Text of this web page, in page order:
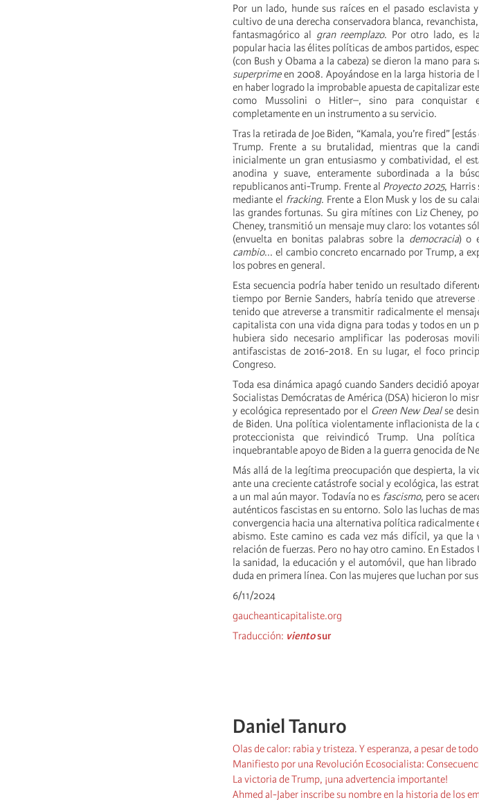
Por un lado, hunde sus raíces en el pasado esclavista
cultivo de una derecha conservadora blanca,
fantasmagórico al gran reemplazo. Por otro lado, es
popular hacia las élites políticas de ambos partidos,
(con Bush y Obama a la cabeza) se dieron la mano
superprimeen 2008. Apoyándose en la larga historia
en haber logrado la improbable apuesta de capitalizar
como Mussolini o Hitler–, sino para conquistar
completamente en un instrumento a su servicio.
Tras la retirada de Joe Biden, “Kamala, you’re fired”
Trump. Frente a su brutalidad, mientras que la
inicialmente un gran entusiasmo y combatividad, el
anodina y suave, enteramente subordinada a la
republicanos anti-Trump. Frente al Proyecto 2025, Harris
mediante el fracking. Frente a Elon Musk y los de su
las grandes fortunas. Su gira mítines con Liz Cheney,
Cheney, transmitió un mensaje muy claro: los votantes
(envuelta en bonitas palabras sobre la democracia) o
cambio... el cambio concreto encarnado por Trump, a
los pobres en general.
Esta secuencia podría haber tenido un resultado
tiempo por Bernie Sanders, habría tenido que
tenido que atreverse a transmitir radicalmente el
capitalista con una vida digna para todas y todos en un
hubiera sido necesario amplificar las poderosas
antifascistas de 2016-2018. En su lugar, el foco
Congreso.
Toda esa dinámica apagó cuando Sanders decidió
Socialistas Demócratas de América (DSA) hicieron lo
y ecológica representado por el Green New Dealse
de Biden. Una política violentamente inflacionista de
proteccionista que reivindicó Trump. Una
inquebrantable apoyo de Biden a la guerra genocida de
Más allá de la legítima preocupación que despierta, la
ante una creciente catástrofe social y ecológica, las
a un mal aún mayor. Todavía no es fascismo, pero se
auténticos fascistas en su entorno. Solo las luchas de
convergencia hacia una alternativa política radicalmente
abismo. Este camino es cada vez más difícil, ya que
relación de fuerzas. Pero no hay otro camino. En
la sanidad, la educación y el automóvil, que han
duda en primera línea. Con las mujeres que luchan por
6/11/2024
gaucheanticapitaliste.org
Traducción: vientosur
Daniel Tanuro
Olas de calor: rabia y tristeza. Y esperanza, a pesar de todo
Manifiesto por una Revolución Ecosocialista:
La victoria de Trump, ¡una advertencia importante!
Ahmed al-Jaber inscribe su nombre en la historia de los